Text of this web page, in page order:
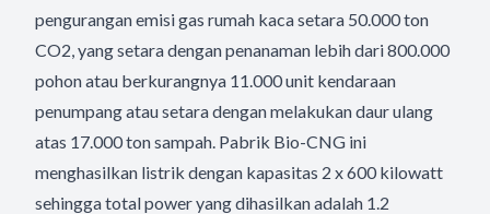
pengurangan emisi gas rumah kaca setara 50.000 ton
CO2, yang setara dengan penanaman lebih dari 800.000
pohon atau berkurangnya 11.000 unit kendaraan
penumpang atau setara dengan melakukan daur ulang
atas 17.000 ton sampah. Pabrik Bio-CNG ini
menghasilkan listrik dengan kapasitas 2 x 600 kilowatt
sehingga total power yang dihasilkan adalah 1.2